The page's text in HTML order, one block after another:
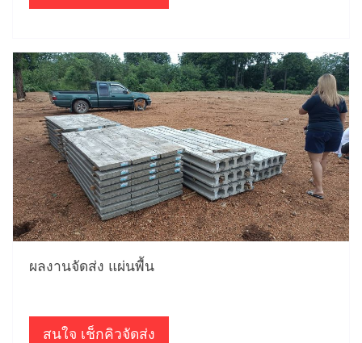
ผลงานจัดส่ง แผ่นพื้น
สนใจ เช็กคิวจัดส่ง